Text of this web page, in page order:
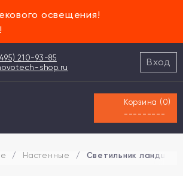
освещения!
210-93-85
shop.ru
Вход
Корзина ( 0)
---------
/ Настенные / Светильник